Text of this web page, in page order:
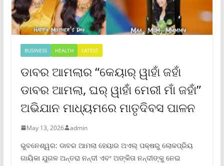
BUSINESS HEALTH LATEST
ଡାବର ଆମଲାର “କେୟାର୍ ୱାହାଁ ଜହାଁ
ଡାବର ଆମଲା, ଘର୍ ୱାହାଁ ମେରୀ ମାଁ ଜହାଁ”
ଅଭିଯାନ ମାଧ୍ୟମରେ ମାତୃଦିବସ ପାଳନ
May 13, 2026 admin
ଭୁବନେଶ୍ୱର: ଡାବର ଆମଲା ହେୟାର ଅଏଲ୍ ପକ୍ଷରୁ ଲୋକପ୍ରିୟ
ଗାୟିକା ଯୁଗଳ ଅନ୍ତରା ନନ୍ଦୀ ଏବଂ ଅଙ୍କିତା ନନ୍ଦୀଙ୍କୁ ନେଇ